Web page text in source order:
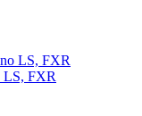
LS, FXR